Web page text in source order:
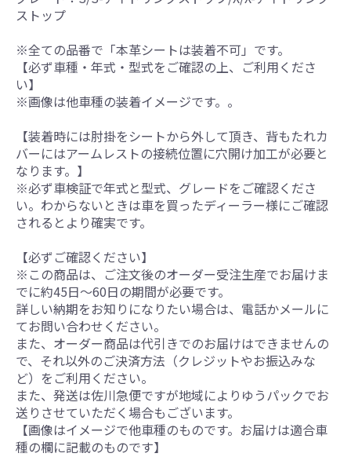
ストップ
※全ての品番で「本革シートは装着不可」です。
【必ず車種・年式・型式をご確認の上、ご利用くださ
い】
※画像は他車種の装着イメージです。。
【装着時には肘掛をシートから外して頂き、背もたれカ
バーにはアームレストの接続位置に穴開け加工が必要と
なります。】
※必ず車検証で年式と型式、グレードをご確認くださ
い。わからないときは車を買ったディーラー様にご確認
されるとより確実です。
【必ずご確認ください】
※この商品は、ご注文後のオーダー受注生産でお届けま
でに約45日～60日の期間が必要です。
詳しい納期をお知りになりたい場合は、電話かメールに
てお問い合わせください。
また、オーダー商品は代引きでのお届けはできませんの
で、それ以外のご決済方法（クレジットやお振込みな
ど）をご利用ください。
また、発送は佐川急便ですが地域によりゆうパックでお
送りさせていただく場合もございます。
【画像はイメージで他車種のものです。お届けは適合車
種の欄に記載のものです】